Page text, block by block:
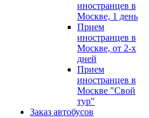
иностранцев в
Москве, 1 день
Прием
иностранцев в
Москве, от 2-х
дней
Прием
иностранцев в
Москве "Свой
тур"
Заказ автобусов